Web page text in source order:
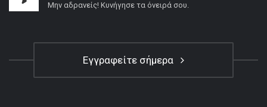
Μην αδρανείς! Κυνήγησε τα όνειρά σου.
Εγγραφείτε σήμερα